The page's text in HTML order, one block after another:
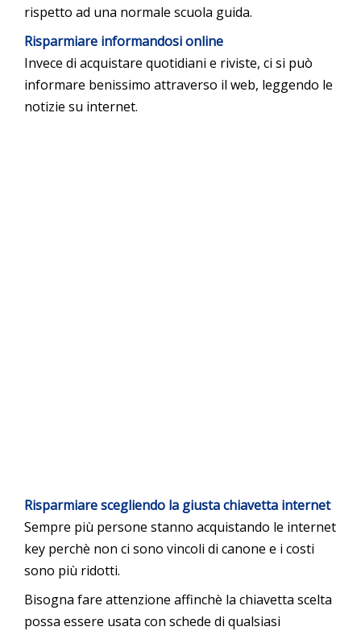
rispetto ad una normale scuola guida.
Risparmiare informandosi online
Invece di acquistare quotidiani e riviste, ci si può
informare benissimo attraverso il web, leggendo le
notizie su internet.
Risparmiare scegliendo la giusta chiavetta internet
Sempre più persone stanno acquistando le internet
key perchè non ci sono vincoli di canone e i costi
sono più ridotti.
Bisogna fare attenzione affinchè la chiavetta scelta
possa essere usata con schede di qualsiasi